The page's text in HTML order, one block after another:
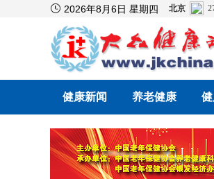
 2026年8月6日 星期四
健康新闻 养老健康